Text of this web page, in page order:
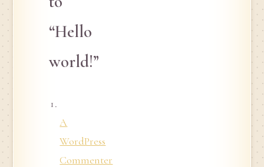
“Hello
world!”
A
WordPress
Commenter